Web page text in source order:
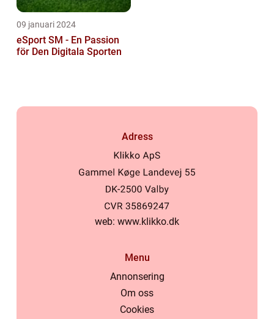
09 januari 2024
eSport SM - En Passion
för Den Digitala Sporten
Adress
web: www.klikko.dk
Menu
Annonsering
Om oss
Cookies